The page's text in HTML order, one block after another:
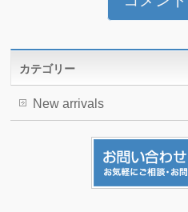
カテゴリー
New arrivals